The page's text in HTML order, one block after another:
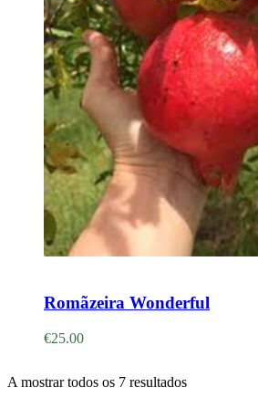
Romãzeira Wonderful
€25.00
A mostrar todos os 7 resultados